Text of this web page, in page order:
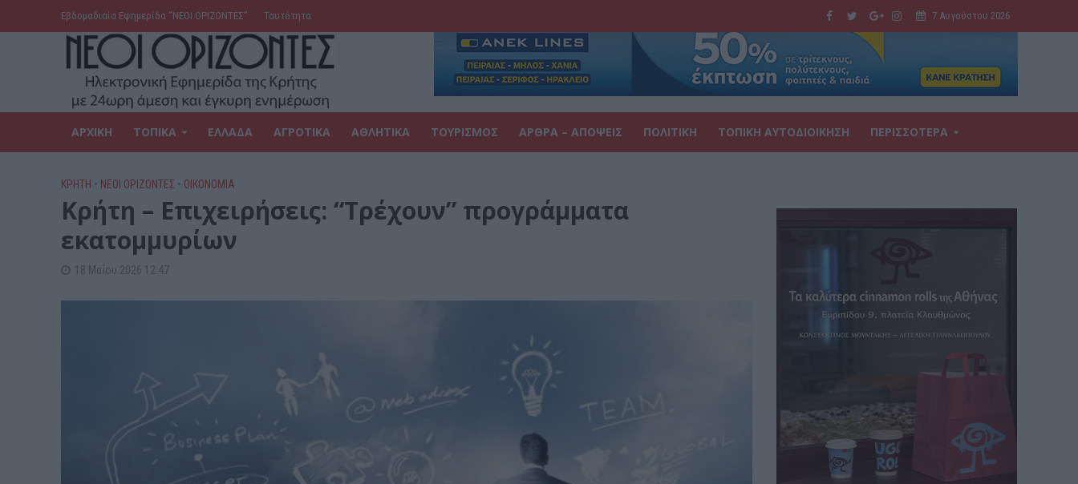
Εβδομαδιαία Εφημερίδα ‘’ΝΕΟΙ ΟΡΙΖΟΝΤΕΣ’’ Ταυτότητα 7 Αυγούστου 2026
ΑΡΧΙΚΗ ΤΟΠΙΚΑ ΕΛΛΑΔΑ ΑΓΡΟΤΙΚΑ ΑΘΛΗΤΙΚΑ ΤΟΥΡΙΣΜΟΣ ΑΡΘΡΑ – ΑΠΟΨΕΙΣ ΠΟΛΙΤΙΚΗ ΤΟΠΙΚΗ ΑΥΤΟΔΙΟΙΚΗΣΗ ΠΕΡΙΣΣΟΤΕΡΑ
ΚΡΗΤΗ • ΝΕΟΙ ΟΡΙΖΟΝΤΕΣ • ΟΙΚΟΝΟΜΙΑ
Κρήτη – Επιχειρήσεις: “Τρέχουν” προγράμματα
εκατομμυρίων
18 Μαΐου 2026 12:47